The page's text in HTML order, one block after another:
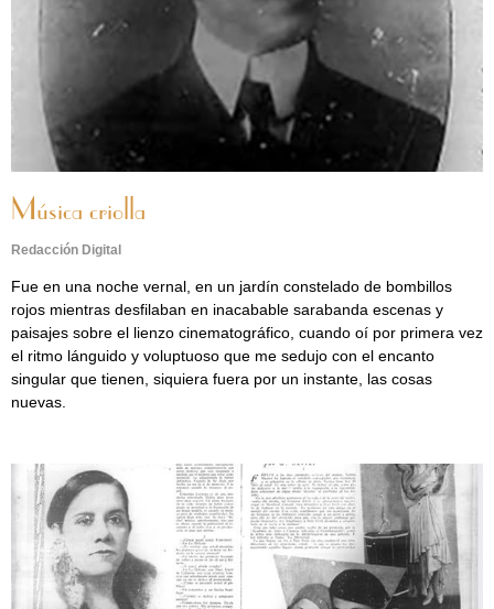
Música criolla
Redacción Digital
Fue en una noche vernal, en un jardín constelado de bombillos
rojos mientras desfilaban en inacabable sarabanda escenas y
paisajes sobre el lienzo cinematográfico, cuando oí por primera vez
el ritmo lánguido y voluptuoso que me sedujo con el encanto
singular que tienen, siquiera fuera por un instante, las cosas
nuevas.